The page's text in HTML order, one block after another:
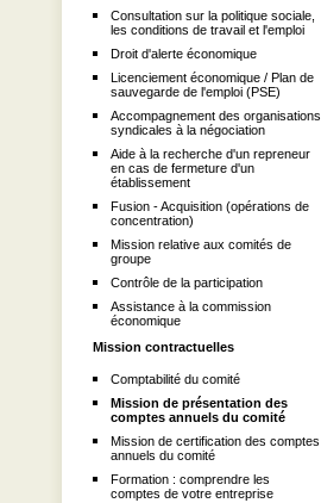
Consultation sur la politique sociale,
les conditions de travail et l'emploi
Droit d'alerte économique
Licenciement économique / Plan de
sauvegarde de l'emploi (PSE)
Accompagnement des organisations
syndicales à la négociation
Aide à la recherche d'un repreneur
en cas de fermeture d'un
établissement
Fusion - Acquisition (opérations de
concentration)
Mission relative aux comités de
groupe
Contrôle de la participation
Assistance à la commission
économique
Mission contractuelles
Comptabilité du comité
Mission de présentation des
comptes annuels du comité
Mission de certification des comptes
annuels du comité
Formation : comprendre les
comptes de votre entreprise